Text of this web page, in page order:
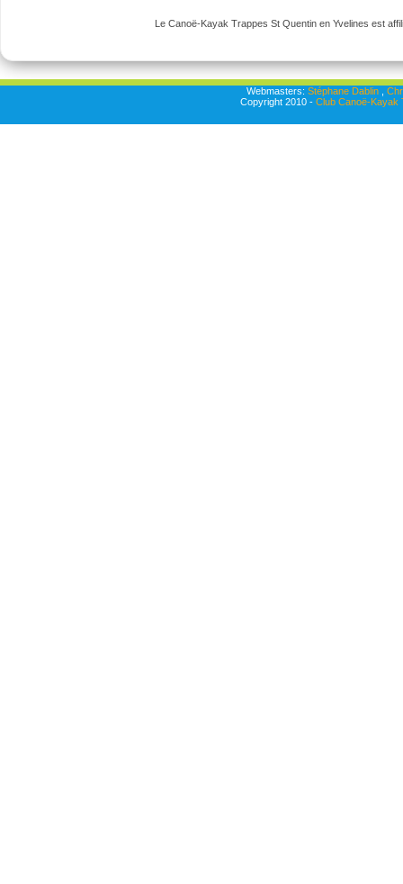
Le Canoë-Kayak Trappes St Quentin en Yvelines est
Webmasters: Stéphane Dablin,
Copyright 2010 - Club Canoë-Kayak